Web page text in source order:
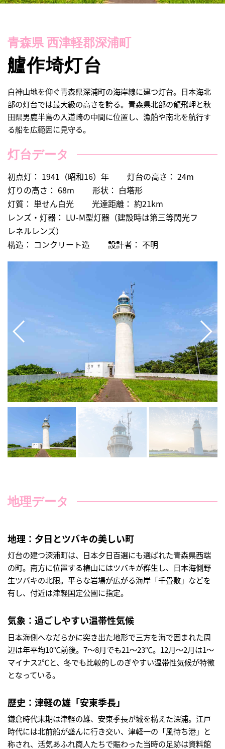
青森県 西津軽郡深浦町
艫作埼灯台
白神山地を仰ぐ青森県深浦町の海岸線に建つ灯台。日本海北
部の灯台では最大級の高さを誇る。青森県北部の龍飛岬と秋
田県男鹿半島の入道崎の中間に位置し、漁船や南北を航行す
る船を広範囲に見守る。
灯台データ
初点灯： 1941（昭和16）年
灯台の高さ： 24m
灯りの高さ： 68m
形状： 白塔形
灯質： 単せん白光
光達距離： 約21km
レンズ・灯器： LU-M型灯器（建設時は第三等閃光フ
レネルレンズ）
構造： コンクリート造
設計者： 不明
地理データ
地理：夕日とツバキの美しい町
灯台の建つ深浦町は、日本夕日百選にも選ばれた青森県西端
の町。南方に位置する椿山にはツバキが群生し、日本海側野
生ツバキの北限。平らな岩場が広がる海岸「千畳敷」などを
有し、付近は津軽国定公園に指定。
気象：過ごしやすい温帯性気候
日本海側へなだらかに突き出た地形で三方を海で囲まれた周
辺は年平均10℃前後。7～8月でも21～23℃。12月～2月は1～
マイナス2℃と、冬でも比較的しのぎやすい温帯性気候が特徴
となっている。
歴史：津軽の雄「安東季長」
鎌倉時代末期は津軽の雄、安東季長が城を構えた深浦。江戸
時代には北前船が盛んに行き交い、津軽一の「風待ち港」と
称され、活気あふれ商人たちで賑わった当時の足跡は資料館